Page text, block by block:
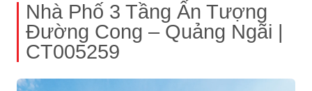
Nhà Phố 3 Tầng Ấn Tượng
Đường Cong – Quảng Ngãi |
CT005259